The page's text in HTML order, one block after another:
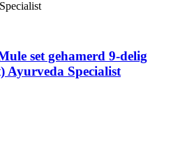
set gehamerd 9-delig
Ayurveda Specialist